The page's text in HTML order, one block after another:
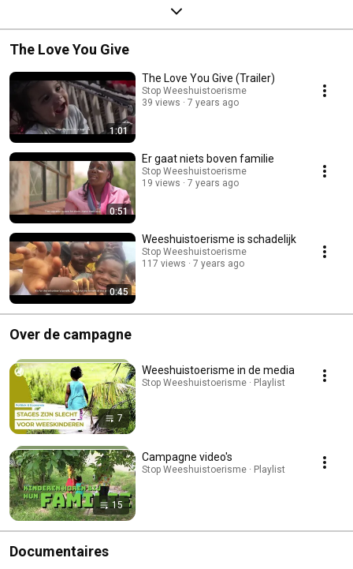
The Love You Give
1:01
The Love You Give (Trailer)
Stop Weeshuistoerisme
39 views
7 years ago
0:51
Er gaat niets boven familie
Stop Weeshuistoerisme
19 views
7 years ago
0:45
Weeshuistoerisme is schadelijk
Stop Weeshuistoerisme
117 views
7 years ago
Over de campagne
7
Weeshuistoerisme in de media
Stop Weeshuistoerisme · Playlist
15
Campagne video's
Stop Weeshuistoerisme · Playlist
Documentaires